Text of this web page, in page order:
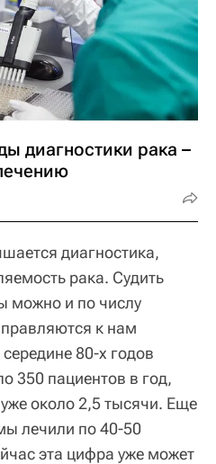
диагностики рака –
диагностика,
рака. Судить
можно и по числу
к нам
80-х годов
350 пациентов в год,
около 2,5 тысячи. Еще
лечили по 40-50
эта цифра уже может